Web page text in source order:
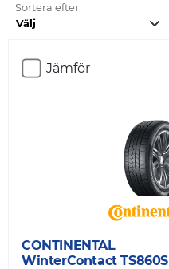
Sortera efter
Jämför
CONTINENTAL
WinterContact TS860S